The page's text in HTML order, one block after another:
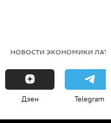
НОВОСТИ ЭКОНОМИКИ
Дзен Telegram